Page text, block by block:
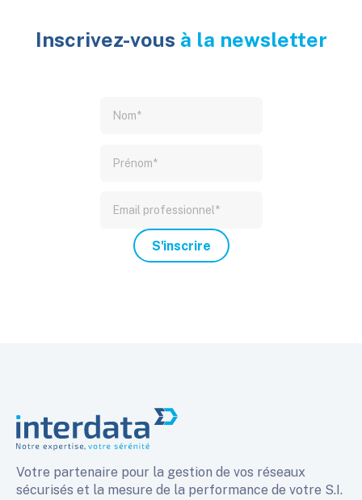
Inscrivez-vous à la newsletter
Votre partenaire pour la gestion de vos réseaux
sécurisés et la mesure de la performance de votre S.I.